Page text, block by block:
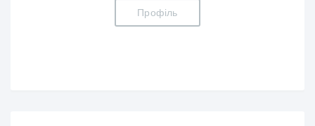
Профіль